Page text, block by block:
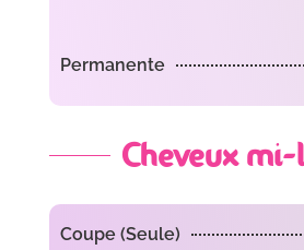
Permanente
Cheveux
Coupe (Seule)